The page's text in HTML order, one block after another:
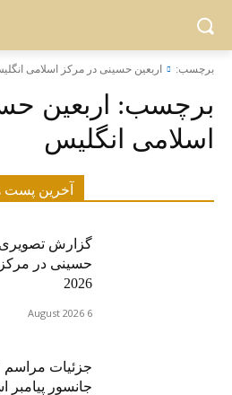
برچسب: اربعین حسینی در مرکز اسلامی
برچسب: اربعین
اسلامی انگلیس
آخرین پست
گزارش تصویری
حسینی در
2026
6 August 2026
جزئیات مراسم
جانسور پیامبر